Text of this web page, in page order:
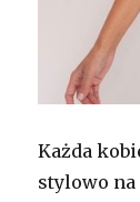
Każda
stylowo na